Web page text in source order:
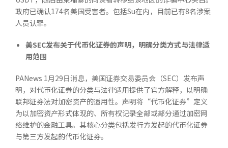
政府已确认174名美国受害者。包括Su在内，目前已有8名涉案
人员认罪。
美SEC发布关于代币化证券的声明，明确分类方式与法律适
用范围
PANews 1月29日消息，美国证券交易委员会（SEC）发布声
明，对代币化证券的分类与法律适用提供了官方解释，以明确
联邦证券法对加密资产的适用性。声明将“代币化证券”定义
为以加密资产形式体现的、所有权记录全部或部分通过加密网
络维护的金融工具。其核心分类包括发行方发起的代币化证券
与第三方发起的代币化证券。